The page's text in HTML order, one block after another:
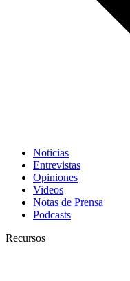
Noticias
Entrevistas
Opiniones
Videos
Notas de Prensa
Podcasts
Recursos